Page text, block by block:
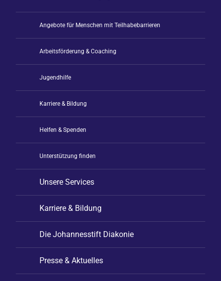
Angebote für Menschen mit Teilhabebarrieren
Arbeitsförderung & Coaching
Jugendhilfe
Karriere & Bildung
Helfen & Spenden
Unterstützung finden
Unsere Services
Karriere & Bildung
Die Johannesstift Diakonie
Presse & Aktuelles